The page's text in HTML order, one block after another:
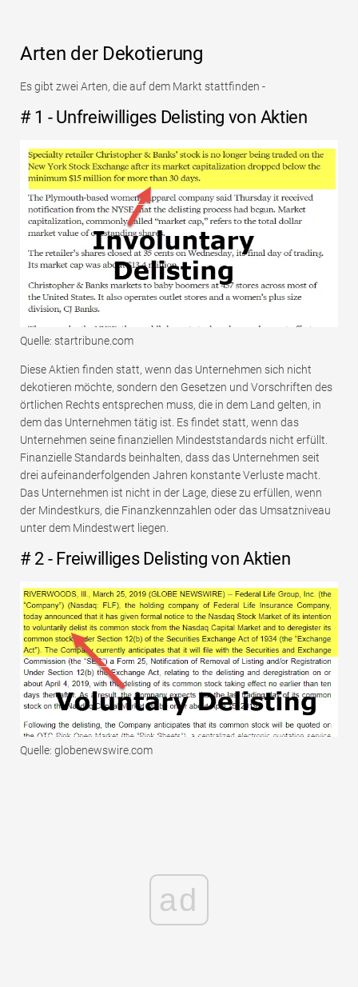
Arten der Dekotierung
Es gibt zwei Arten, die auf dem Markt stattfinden -
# 1 - Unfreiwilliges Delisting von Aktien
Quelle: startribune.com
Diese Aktien finden statt, wenn das Unternehmen sich nicht
dekotieren möchte, sondern den Gesetzen und Vorschriften des
örtlichen Rechts entsprechen muss, die in dem Land gelten, in
dem das Unternehmen tätig ist. Es findet statt, wenn das
Unternehmen seine finanziellen Mindeststandards nicht erfüllt.
Finanzielle Standards beinhalten, dass das Unternehmen seit
drei aufeinanderfolgenden Jahren konstante Verluste macht.
Das Unternehmen ist nicht in der Lage, diese zu erfüllen, wenn
der Mindestkurs, die Finanzkennzahlen oder das Umsatzniveau
unter dem Mindestwert liegen.
# 2 - Freiwilliges Delisting von Aktien
Quelle: globenewswire.com
ad